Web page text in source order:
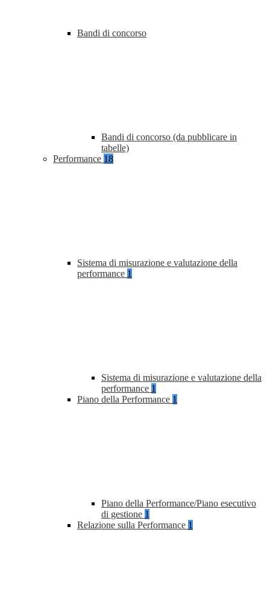
Bandi di concorso
Bandi di concorso (da pubblicare in
tabelle)
Performance 18
Sistema di misurazione e valutazione della
performance 1
Sistema di misurazione e valutazione della
performance 1
Piano della Performance 1
Piano della Performance/Piano esecutivo
di gestione 1
Relazione sulla Performance 1